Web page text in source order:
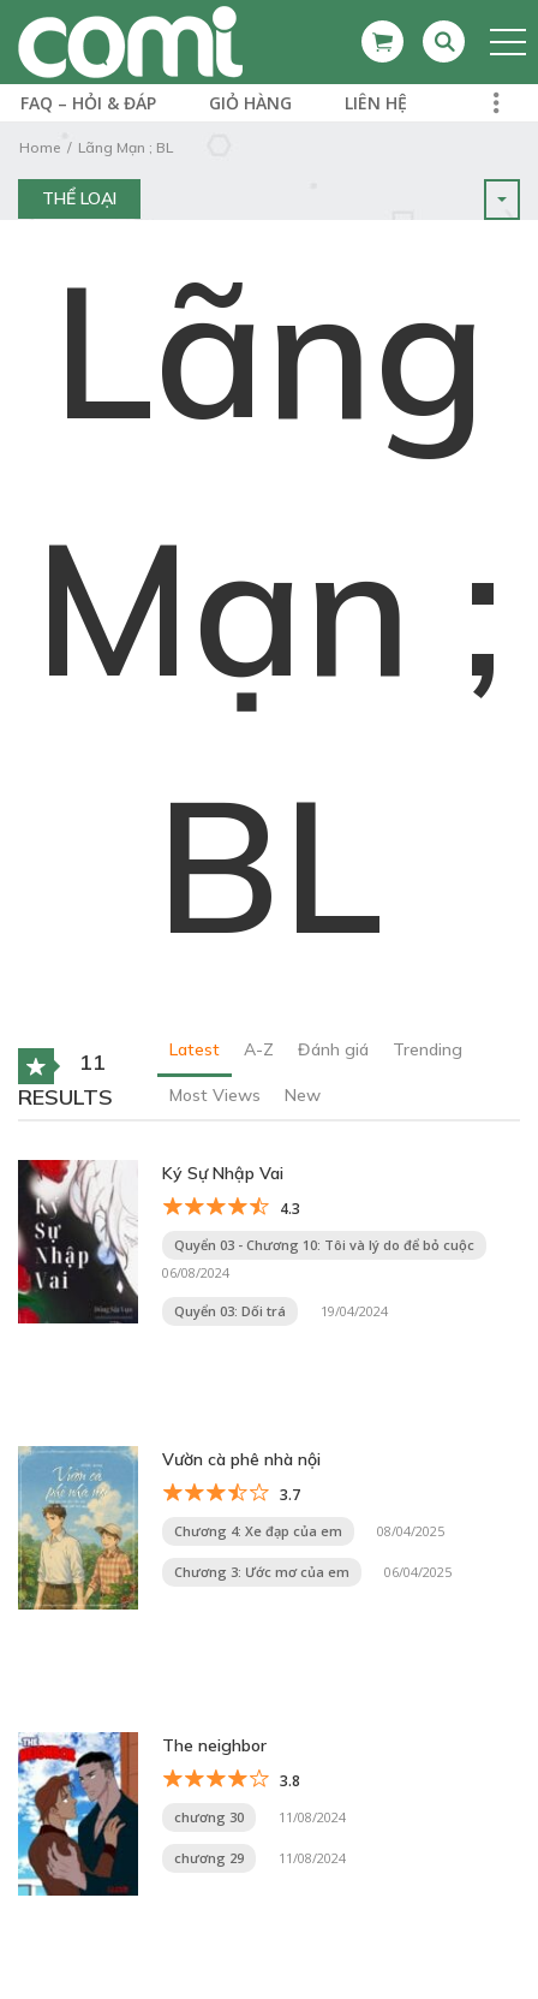
FAQ – HỎI & ĐÁP GIỎ HÀNG LIÊN HỆ
Home Lãng Mạn ; BL
THỂ LOẠI
Lãng
Mạn ;
BL
11
RESULTS
Latest A-Z Đánh giá Trending
Most Views New
Ký Sự Nhập Vai
4.3
Quyển 03 - Chương 10: Tôi và lý do để bỏ cuộc
06/08/2024
Quyển 03: Dối trá 19/04/2024
Vườn cà phê nhà nội
3.7
Chương 4: Xe đạp của em 08/04/2025
Chương 3: Ước mơ của em 06/04/2025
The neighbor
3.8
chương 30 11/08/2024
chương 29 11/08/2024